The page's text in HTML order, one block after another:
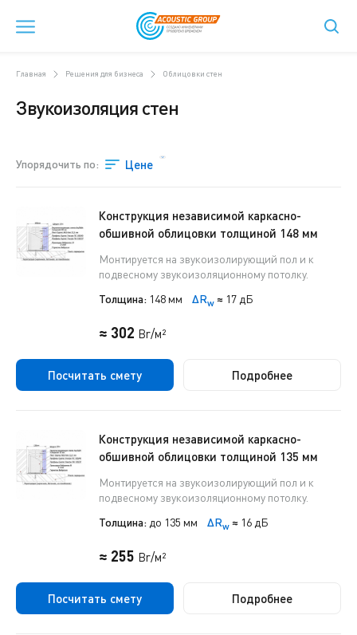
Главная Решения для бизнеса Облицовки стен
Звукоизоляция стен
Упорядочить по: Цене
Конструкция независимой каркасно-
обшивной облицовки толщиной 148 мм
Монтируется на звукоизолирующий пол и к
подвесному звукоизоляционному потолку.
Толщина: 148 мм ΔRw ≈ 17 дБ
≈ 302 Br/м²
Посчитать смету Подробнее
Конструкция независимой каркасно-
обшивной облицовки толщиной 135 мм
Монтируется на звукоизолирующий пол и к
подвесному звукоизоляционному потолку.
Толщина: до 135 мм ΔRw ≈ 16 дБ
≈ 255 Br/м²
Посчитать смету Подробнее